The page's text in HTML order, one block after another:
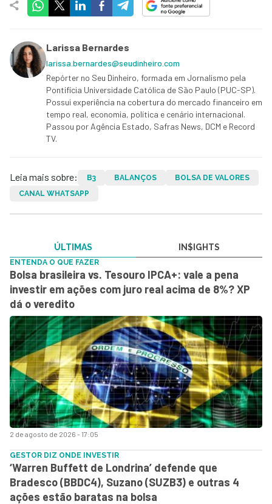
Larissa Bernardes
larissa.bernardes@seudinheiro.com
Repórter no Seu Dinheiro, formada em Jornalismo pela
Pontifícia Universidade Católica de São Paulo (PUC-SP).
Possui experiência na cobertura do mercado financeiro em
tempo real, economia, política e cenário internacional.
Passou por Agência Estado, Safras News, DCM e Record
TV.
Leia mais sobre: B3 BALANÇOS
BOLSA DE VALORES
CANAL WHATSAPP
ÚLTIMAS IN$IGHTS
2 de agosto de 2026 - 17:05
ENTENDA O QUE FAZER
Bolsa brasileira vs. Tesouro IPCA+: vale a pena
investir em ações com juro real acima de 8%? XP
dá o veredito
GESTOR DIZ ONDE INVESTIR
‘Warren Buffett de Londrina’ defende que
Bradesco (BBDC4), Suzano (SUZB3) e outras 4
ações estão baratas na bolsa